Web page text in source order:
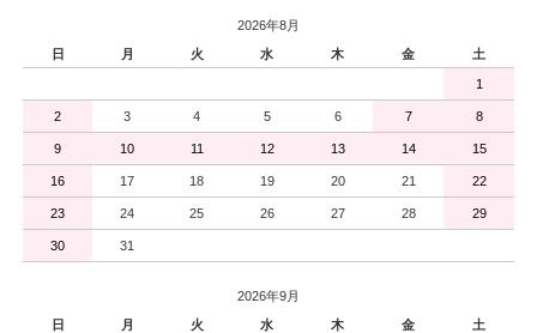
2026年8月
日
月 火 水 木 金 土
1
2 3 4 5 6 7 8
9 10 11 12 13 14 15
16 17 18 19 20 21 22
23 24 25 26 27 28 29
30 31
2026年9月
日
月 火 水 木 金 土